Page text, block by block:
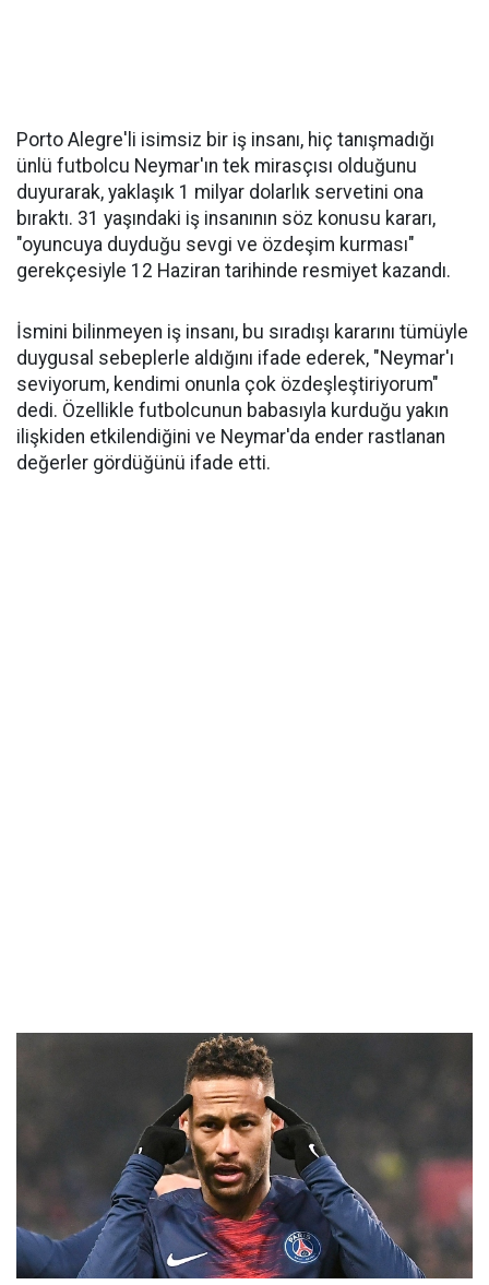
Porto Alegre'li isimsiz bir iş insanı, hiç tanışmadığı
ünlü futbolcu Neymar'ın tek mirasçısı olduğunu
duyurarak, yaklaşık 1 milyar dolarlık servetini ona
bıraktı. 31 yaşındaki iş insanının söz konusu kararı,
"oyuncuya duyduğu sevgi ve özdeşim kurması"
gerekçesiyle 12 Haziran tarihinde resmiyet kazandı.
İsmini bilinmeyen iş insanı, bu sıradışı kararını tümüyle
duygusal sebeplerle aldığını ifade ederek, "Neymar'ı
seviyorum, kendimi onunla çok özdeşleştiriyorum"
dedi. Özellikle futbolcunun babasıyla kurduğu yakın
ilişkiden etkilendiğini ve Neymar'da ender rastlanan
değerler gördüğünü ifade etti.